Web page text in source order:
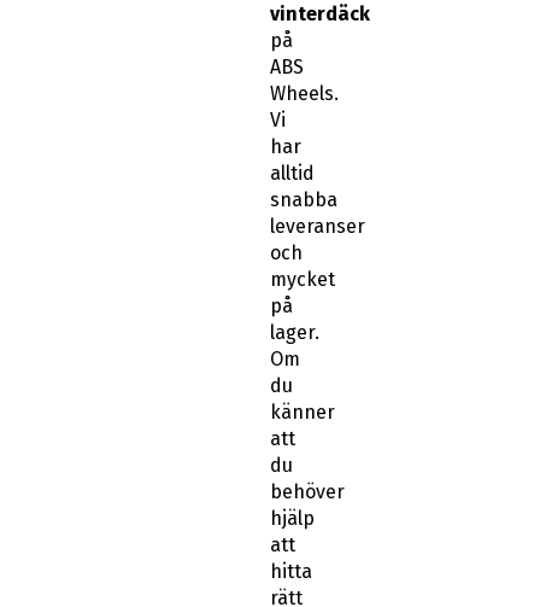
vinterdäck
på
ABS
Wheels.
Vi
har
alltid
snabba
leveranser
och
mycket
på
lager.
Om
du
känner
att
du
behöver
hjälp
att
hitta
rätt